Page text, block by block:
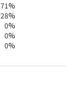
71%
28%
0%
0%
0%